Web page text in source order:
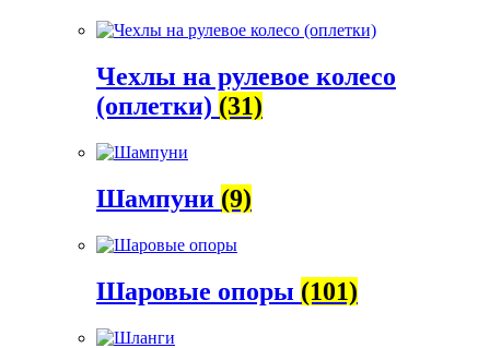
Чехлы на рулевое колесо
(оплетки) (31)
Шампуни (9)
Шаровые опоры (101)